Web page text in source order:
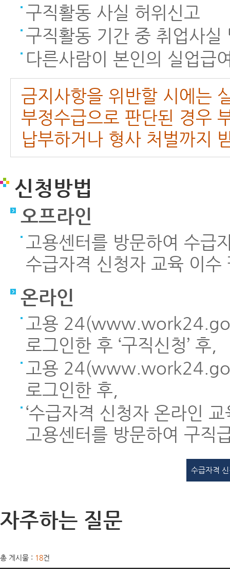
구직활동 사실 허위신고
구직활동 기간 중 취업사실
다른사람이 본인의 실업급
금지사항을 위반할 시에는
부정수급으로 판단된 경우
납부하거나 형사 처벌까지
신청방법
오프라인
고용센터를 방문하여 수급
수급자격 신청자 교육 이수
온라인
고용
로그인한 후 ‘구직신청’ 후,
고용
로그인한 후,
‘수급자격 신청자 온라인
고용센터를 방문하여 구직
수급자격
자주하는 질문
총 게시물 : 18건